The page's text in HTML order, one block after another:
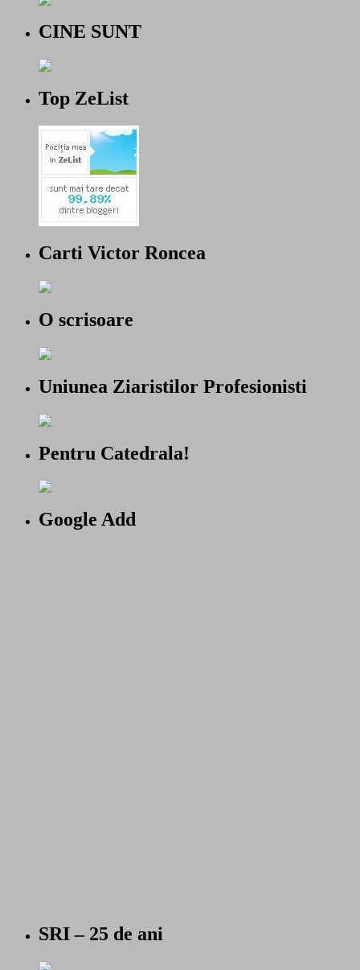
CINE SUNT
Top ZeList
Carti Victor Roncea
O scrisoare
Uniunea Ziaristilor Profesionisti
Pentru Catedrala!
Google Add
SRI – 25 de ani